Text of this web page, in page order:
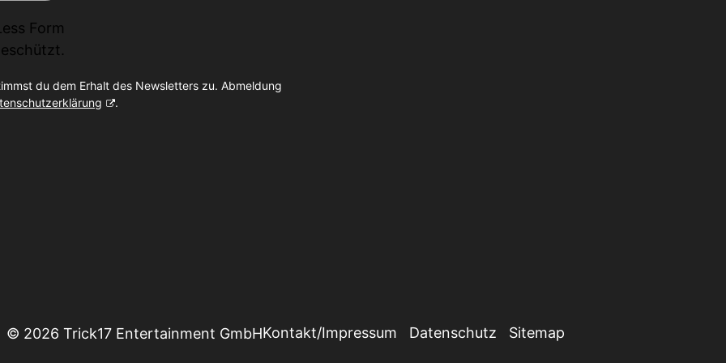
Form
du dem Erhalt des Newsletters zu. Abmeldung
.
© 2026 Trick17 Entertainment GmbHKontakt/Impressum Datenschutz Sitemap